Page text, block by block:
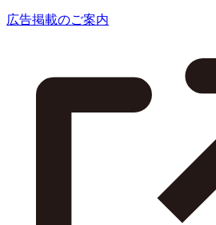
広告掲載のご案内